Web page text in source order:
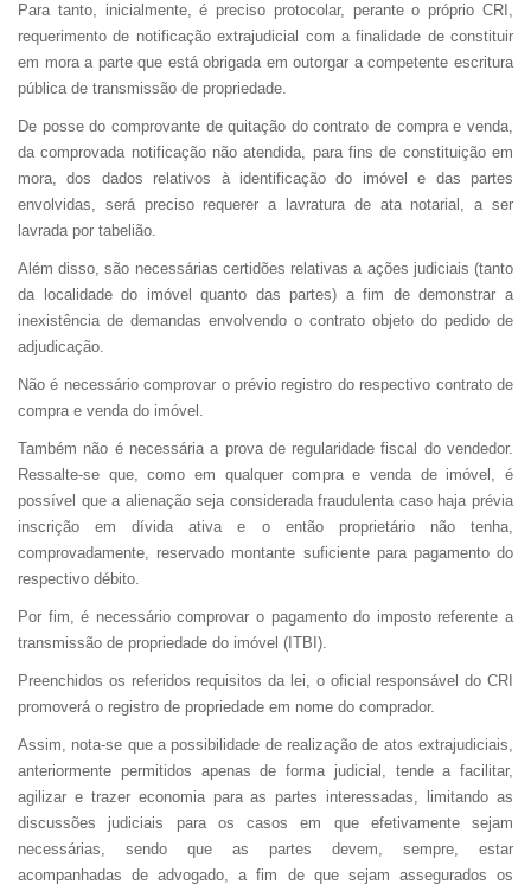
Para tanto, inicialmente, é preciso protocolar, perante o próprio CRI,
requerimento de notificação extrajudicial com a finalidade de constituir
em mora a parte que está obrigada em outorgar a competente escritura
pública de transmissão de propriedade.
De posse do comprovante de quitação do contrato de compra e venda,
da comprovada notificação não atendida, para fins de constituição em
mora, dos dados relativos à identificação do imóvel e das partes
envolvidas, será preciso requerer a lavratura de ata notarial, a ser
lavrada por tabelião.
Além disso, são necessárias certidões relativas a ações judiciais (tanto
da localidade do imóvel quanto das partes) a fim de demonstrar a
inexistência de demandas envolvendo o contrato objeto do pedido de
adjudicação.
Não é necessário comprovar o prévio registro do respectivo contrato de
compra e venda do imóvel.
Também não é necessária a prova de regularidade fiscal do vendedor.
Ressalte-se que, como em qualquer compra e venda de imóvel, é
possível que a alienação seja considerada fraudulenta caso haja prévia
inscrição em dívida ativa e o então proprietário não tenha,
comprovadamente, reservado montante suficiente para pagamento do
respectivo débito.
Por fim, é necessário comprovar o pagamento do imposto referente a
transmissão de propriedade do imóvel (ITBI).
Preenchidos os referidos requisitos da lei, o oficial responsável do CRI
promoverá o registro de propriedade em nome do comprador.
Assim, nota-se que a possibilidade de realização de atos extrajudiciais,
anteriormente permitidos apenas de forma judicial, tende a facilitar,
agilizar e trazer economia para as partes interessadas, limitando as
discussões judiciais para os casos em que efetivamente sejam
necessárias, sendo que as partes devem, sempre, estar
acompanhadas de advogado, a fim de que sejam assegurados os